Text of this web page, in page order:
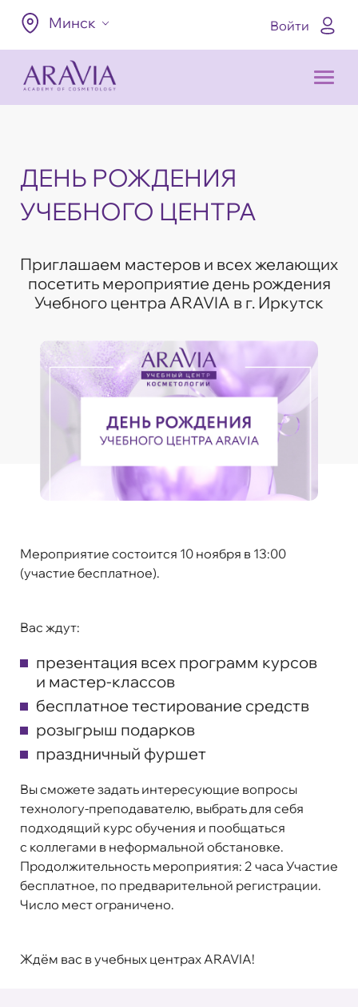
Минск Войти
ДЕНЬ РОЖДЕНИЯ
УЧЕБНОГО ЦЕНТРА
Приглашаем мастеров и всех желающих
посетить мероприятие день рождения
Учебного центра ARAVIA в г. Иркутск
Мероприятие состоится 10 ноября в 13:00
(участие бесплатное).
Вас ждут:
презентация всех программ курсов
и мастер-классов
бесплатное тестирование средств
розыгрыш подарков
праздничный фуршет
Вы сможете задать интересующие вопросы
технологу-преподавателю, выбрать для себя
подходящий курс обучения и пообщаться
с коллегами в неформальной обстановке.
Продолжительность мероприятия: 2 часа Участие
бесплатное, по предварительной регистрации.
Число мест ограничено.
Ждём вас в учебных центрах ARAVIA!